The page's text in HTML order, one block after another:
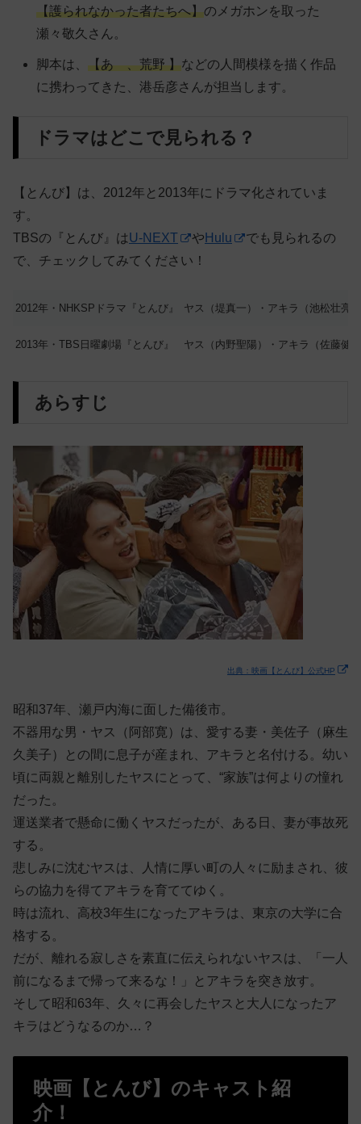
【護られなかった者たちへ】のメガホンを取った
瀬々敬久さん。
脚本は、【あゝ、荒野 】などの人間模様を描く作品
に携わってきた、港岳彦さんが担当します。
ドラマはどこで見られる？
【とんび】は、2012年と2013年にドラマ化されていま
す。
TBSの『とんび』はU-NEXT や Hulu
でも見られるの
で、チェックしてみてください！
2012年・NHKSPドラマ『とんび』 ヤス（堤真一）・アキラ（池松壮亮）
2013年・TBS日曜劇場『とんび』 ヤス（内野聖陽）・アキラ（佐藤健）
あらすじ
出典：映画【とんび】公式HP
昭和37年、瀬戸内海に面した備後市。
不器用な男・ヤス（阿部寛）は、愛する妻・美佐子（麻生
久美子）との間に息子が産まれ、アキラと名付ける。幼い
頃に両親と離別したヤスにとって、“家族”は何よりの憧れ
だった。
運送業者で懸命に働くヤスだったが、ある日、妻が事故死
する。
悲しみに沈むヤスは、人情に厚い町の人々に励まされ、彼
らの協力を得てアキラを育ててゆく。
時は流れ、高校3年生になったアキラは、東京の大学に合
格する。
だが、離れる寂しさを素直に伝えられないヤスは、「一人
前になるまで帰って来るな！」とアキラを突き放す。
そして昭和63年、久々に再会したヤスと大人になったア
キラはどうなるのか…？
映画【とんび】のキャスト紹
介！